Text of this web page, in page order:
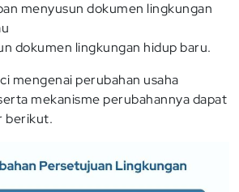
menyusun dokumen lingkungan
dokumen lingkungan hidup baru.
mengenai perubahan usaha
mekanisme perubahannya dapat
berikut.